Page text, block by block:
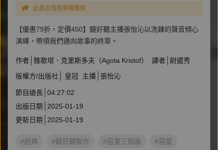
此產品僅限單獨購買
【優惠79折，定價450】鏡好聽主播張怡沁以洗鍊的聲音傾心
演繹，帶領我們邁向故事的終章。
作者 雅歌塔．克里斯多夫（Agota Kristof） 譯者
尉遲秀
版權方/出版社
皇冠 主播 張怡沁
節目總長 04:27:02
出版日期
2025-01-19
更新日期
2025-01-19
#經典 #鏡好聽製作 #惡童三部曲 #惡童